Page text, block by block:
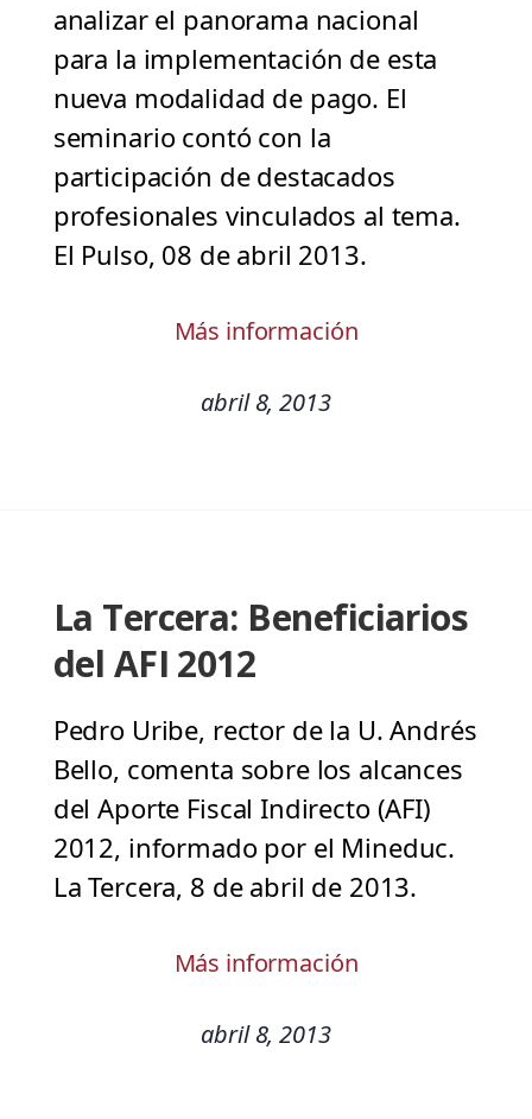
analizar el panorama nacional
para la implementación de esta
nueva modalidad de pago. El
seminario contó con la
participación de destacados
profesionales vinculados al tema.
El Pulso, 08 de abril 2013.
Más información
abril 8, 2013
La Tercera: Beneficiarios
del AFI 2012
Pedro Uribe, rector de la U. Andrés
Bello, comenta sobre los alcances
del Aporte Fiscal Indirecto (AFI)
2012, informado por el Mineduc.
La Tercera, 8 de abril de 2013.
Más información
abril 8, 2013